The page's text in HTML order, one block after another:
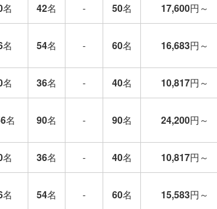
名 42名 - 50名 17,600円～
名 54名 - 60名 16,683円～
名 36名 - 40名 10,817円～
名 90名 - 90名 24,200円～
名 36名 - 40名 10,817円～
名 54名 - 60名 15,583円～